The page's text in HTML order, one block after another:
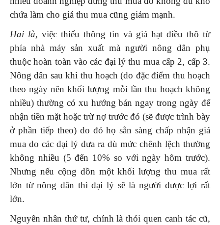
chứa làm cho giá thu mua cũng giảm mạnh.
Hai là, việc thiếu thông tin và giá hạt điều thô từ
phía nhà máy sản xuất mà người nông dân phụ
thuộc hoàn toàn vào các đại lý thu mua cấp 2, cấp 3.
Nông dân sau khi thu hoạch (do đặc điểm thu hoạch
theo ngày nên khối lượng mỗi lần thu hoạch không
nhiều) thường có xu hướng bán ngay trong ngày để
nhận tiền mặt hoặc trừ nợ trước đó (sẽ được trình bày
ở phần tiếp theo) do đó họ sẵn sàng chấp nhận giá
mua do các đại lý đưa ra dù mức chênh lệch thường
không nhiều (5 đến 10% so với ngày hôm trước).
Nhưng nếu cộng dồn một khối lượng thu mua rất
lớn từ nông dân thì đại lý sẽ là người được lợi rất
lớn.
Nguyên nhân thứ tư, chính là thói quen canh tác cũ,